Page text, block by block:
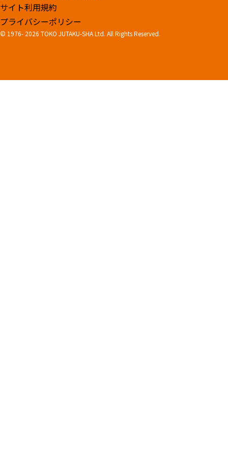
サイト利用規約
プライバシーポリシー
© 1976-2026 TOKO JUTAKU-SHA Ltd. All Rights Reserved.